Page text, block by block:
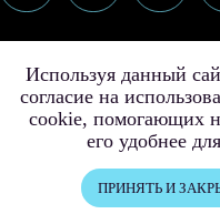
Meta, признанной
запрещённой на территории РФ
© Создание сайта
Используя данный
согласие на
cookie, помогающих
его удобнее
ПРИНЯТЬ И